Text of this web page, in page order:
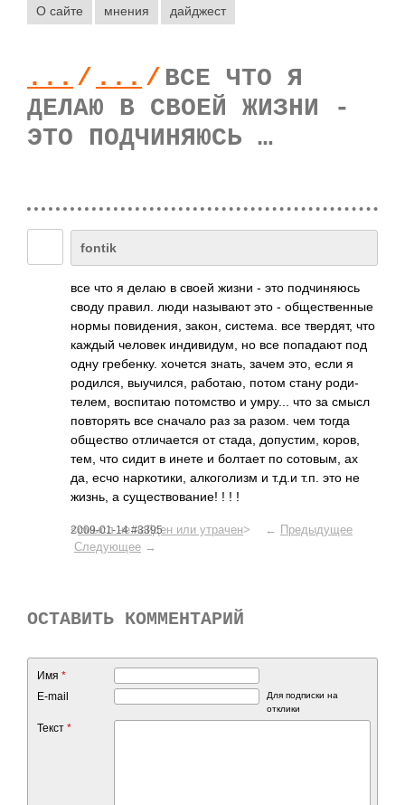
О сайте мнения дайджест
... / ... / ВСЕ ЧТО Я
ДЕЛАЮ В СВОЕЙ ЖИЗНИ -
ЭТО ПОДЧИНЯЮСЬ …
fontik
все что я делаю в своей жизни - это подч­иняюсь
своду правил. люди назы­вают это - обще­стве­нные
нормы пови­дения, закон, сист­ема. все твер­дят, что
каждый человек инди­видум, но все попа­дают под
одну греб­енку. хочется знать, зачем это, если я
роди­лся, выуч­ился, рабо­таю, потом стану роди­
телем, восп­итаю пото­мство и умру... что за смысл
повт­орять все сначало раз за разом. чем тогда
обще­ство отли­чается от стада, допу­стим, коров,
тем, что сидит в инете и болтает по сото­вым, ах
да, есчо нарк­отики, алко­голизм и т.д.и т.п. это не
жизнь, а суще­ство­вание! ! ! !
2009-01-14 #3395
<смысл не найден или утрачен> ← Предыдущее
Следующее →
ОСТАВИТЬ КОММЕНТАРИЙ
Имя *
E-mail
Для подписки на
отклики
Текст *